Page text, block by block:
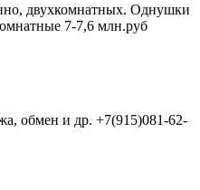
двухкомнатных. Однушки
7-7,6 млн.руб
обмен и др. +7(915)081-62-